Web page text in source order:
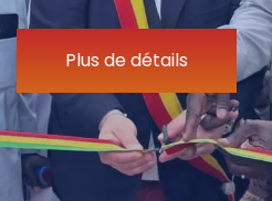
Plus de détails